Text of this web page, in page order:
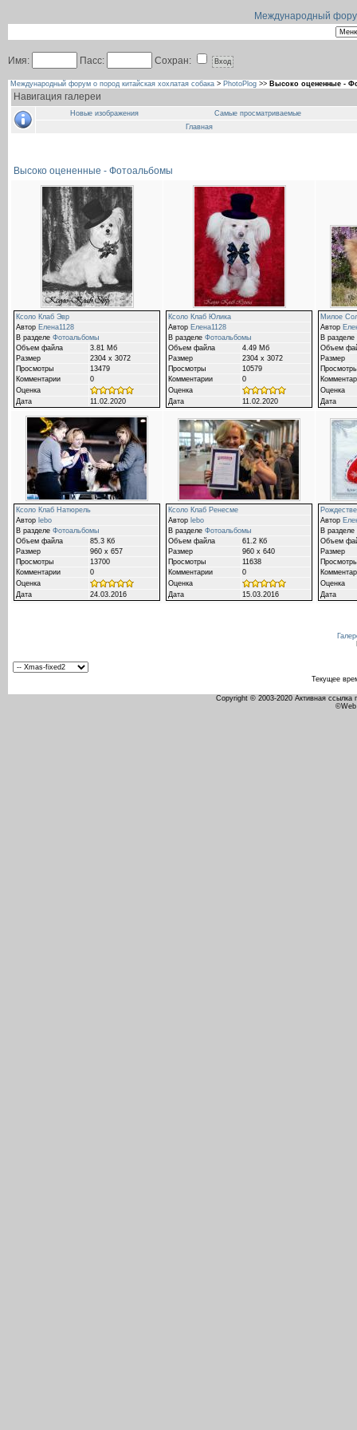
Международный
Имя: Пасс: Сохран:
Международный форум о пород китайская хохлатая собака > PhotoPlog >> Высоко оцененные -
Навигация галереи
Новые изображения
Самые просматриваемые
Главная
Высоко оцененные - Фотоальбомы
Ксоло Клаб Эвр
Автор Елена1128
В разделе Фотоальбомы
Объем файла
3.81 Мб
Размер
2304 x 3072
Просмотры
13479
Комментарии
0
Оценка
Дата
11.02.2020
Ксоло Клаб Юлика
Автор Елена1128
В разделе Фотоальбомы
Объем файла
4.49 Мб
Размер
2304 x 3072
Просмотры
10579
Комментарии
0
Оценка
Дата
11.02.2020
Милое
Автор
В разделе
Объем
Размер
Просмотры
Оценка
Дата
Ксоло Клаб Натюрель
Автор lebo
В разделе Фотоальбомы
Объем файла
85.3 Кб
Размер
960 x 657
Просмотры
13700
Комментарии
0
Оценка
Дата
24.03.2016
Ксоло Клаб Ренесме
Автор lebo
В разделе Фотоальбомы
Объем файла
61.2 Кб
Размер
960 x 640
Просмотры
11638
Комментарии
0
Оценка
Дата
15.03.2016
Автор
В разделе
Объем
Размер
Просмотры
Оценка
Дата
Текущее
Copyright © 2003-2020 Активная ссылка